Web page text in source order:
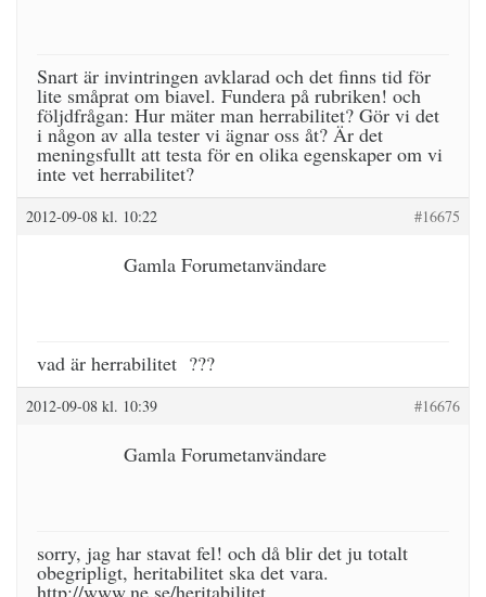
Snart är invintringen avklarad och det finns tid för
lite småprat om biavel. Fundera på rubriken! och
följdfrågan: Hur mäter man herrabilitet? Gör vi det
i någon av alla tester vi ägnar oss åt? Är det
meningsfullt att testa för en olika egenskaper om vi
inte vet herrabilitet?
2012-09-08 kl. 10:22 #16675
Gamla Forumetanvändare
vad är herrabilitet ???
2012-09-08 kl. 10:39 #16676
Gamla Forumetanvändare
sorry, jag har stavat fel! och då blir det ju totalt
obegripligt, heritabilitet ska det vara.
http://www.ne.se/heritabilitet